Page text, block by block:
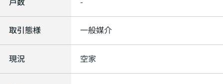
取引態様 一般媒介
現況 空家